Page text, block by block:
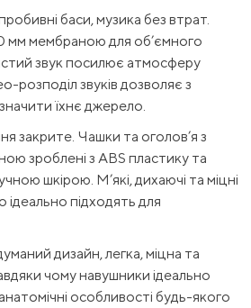
баси, музика без втрат.
мм мембраною для об’ємного
звук посилює атмосферу
розподіл звуків дозволяє з
їхнє джерело.
закрите. Чашки та оголов’я з
зроблені з ABS пластику та
шкірою. М’які, дихаючі та міцні
підходять для
дизайн, легка, міцна та
чому навушники ідеально
особливості будь-якого